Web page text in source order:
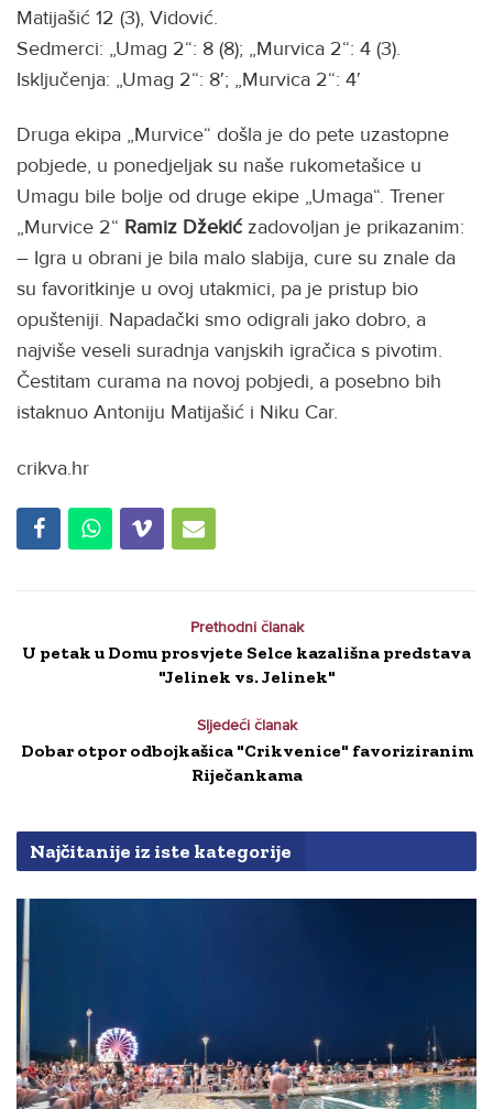
Matijašić 12 (3), Vidović.
Sedmerci: „Umag 2“: 8 (8); „Murvica 2“: 4 (3).
Isključenja: „Umag 2“: 8′; „Murvica 2“: 4′
Druga ekipa „Murvice“ došla je do pete uzastopne
pobjede, u ponedjeljak su naše rukometašice u
Umagu bile bolje od druge ekipe „Umaga“. Trener
„Murvice 2“ Ramiz Džekićzadovoljan je prikazanim:
– Igra u obrani je bila malo slabija, cure su znale da
su favoritkinje u ovoj utakmici, pa je pristup bio
opušteniji. Napadački smo odigrali jako dobro, a
najviše veseli suradnja vanjskih igračica s pivotim.
Čestitam curama na novoj pobjedi, a posebno bih
istaknuo Antoniju Matijašić i Niku Car.
crikva.hr
Prethodni članak
U petak u Domu prosvjete Selce kazališna predstava
"Jelinek vs. Jelinek"
Sljedeći članak
Dobar otpor odbojkašica "Crikvenice" favoriziranim
Riječankama
Najčitanije iz iste kategorije